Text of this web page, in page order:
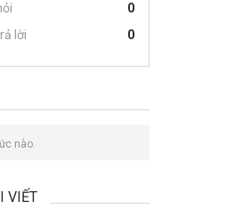
0
lời
0
nào.
VIẾT